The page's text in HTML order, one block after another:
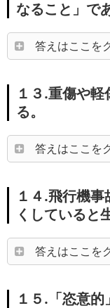
なること」で
答えはここを
１３.重傷や
る。
答えはここを
１４.飛行機
くしていると
答えはここを
１５.「恣意的